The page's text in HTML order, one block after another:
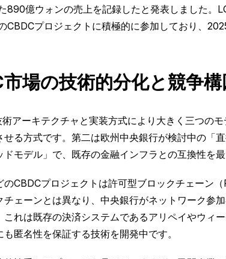
億ウォンの売上を記録したと発表しました。
CBDCプロジェクトに積極的に参加しており、
場の技術的分化と競争構
アーキテクチャと実装方式により大きく三つの
る方式です。第二は欧州中央銀行が検討中の
モデル」で、既存の金融インフラとの互換性を
CBDCプロジェクトは許可型ブロックチェー
ェーンとは異なり、中央銀行がネットワーク
れは既存の決済システムであるアリペイやウ
匿名性を保証する技術を開発中です。